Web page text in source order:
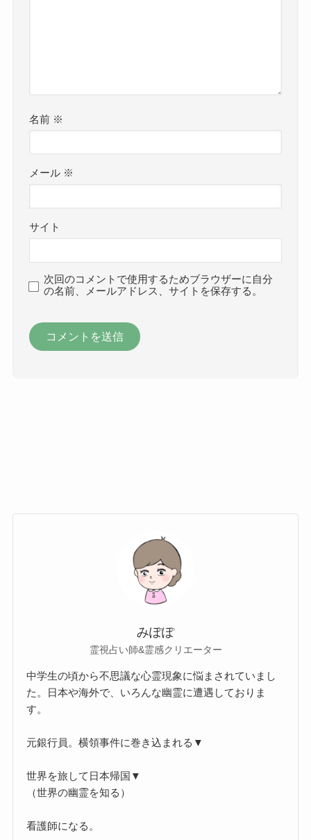
名前 ※
メール ※
サイト
次回のコメントで使用するためブラウザーに自分
の名前、メールアドレス、サイトを保存する。
みぽぽ
霊視占い師&霊感クリエーター
中学生の頃から不思議な心霊現象に悩まされていまし
た。日本や海外で、いろんな幽霊に遭遇しておりま
す。
元銀行員。横領事件に巻き込まれる▼
世界を旅して日本帰国▼
（世界の幽霊を知る）
看護師になる。